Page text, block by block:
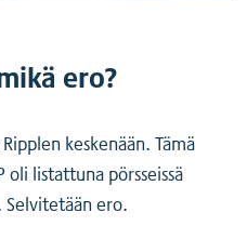
ero?
keskenään. Tämä
oli listattuna pörsseissä
ero.